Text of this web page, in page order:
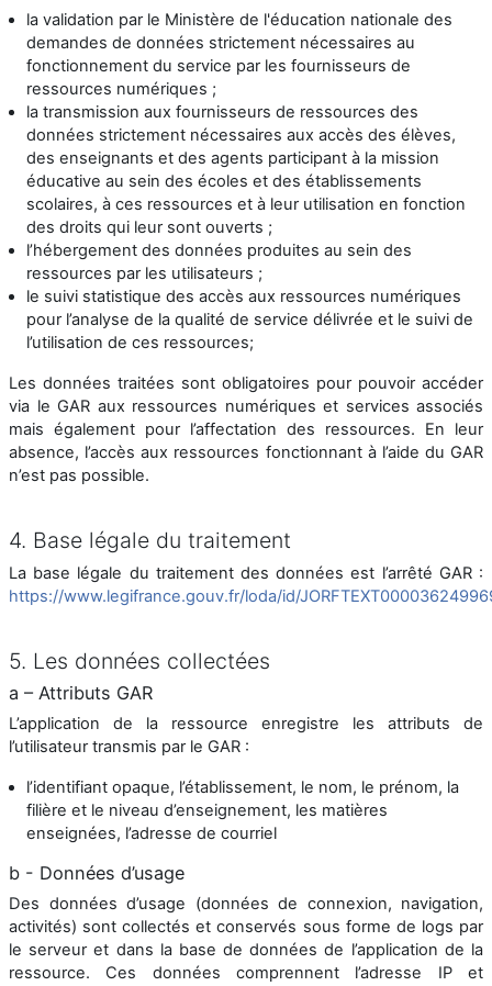
la validation par le Ministère de l'éducation nationale des
demandes de données strictement nécessaires au
fonctionnement du service par les fournisseurs de
ressources numériques ;
la transmission aux fournisseurs de ressources des
données strictement nécessaires aux accès des élèves,
des enseignants et des agents participant à la mission
éducative au sein des écoles et des établissements
scolaires, à ces ressources et à leur utilisation en fonction
des droits qui leur sont ouverts ;
l’hébergement des données produites au sein des
ressources par les utilisateurs ;
le suivi statistique des accès aux ressources numériques
pour l’analyse de la qualité de service délivrée et le suivi de
l’utilisation de ces ressources;
Les données traitées sont obligatoires pour pouvoir accéder
via le GAR aux ressources numériques et services associés
mais également pour l’affectation des ressources. En leur
absence, l’accès aux ressources fonctionnant à l’aide du GAR
n’est pas possible.
4. Base légale du traitement
La base légale du traitement des données est l’arrêté GAR :
https://www.legifrance.gouv.fr/loda/id/
5. Les données collectées
a – Attributs GAR
L’application de la ressource enregistre les attributs de
l’utilisateur transmis par le GAR :
l’identifiant opaque, l’établissement, le nom, le prénom, la
filière et le niveau d’enseignement, les matières
enseignées, l’adresse de courriel
b - Données d’usage
Des données d’usage (données de connexion, navigation,
activités) sont collectés et conservés sous forme de logs par
le serveur et dans la base de données de l’application de la
ressource. Ces données comprennent l’adresse IP et